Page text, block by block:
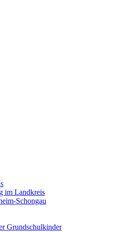
im Landkreis
Schongau
Grundschulkinder